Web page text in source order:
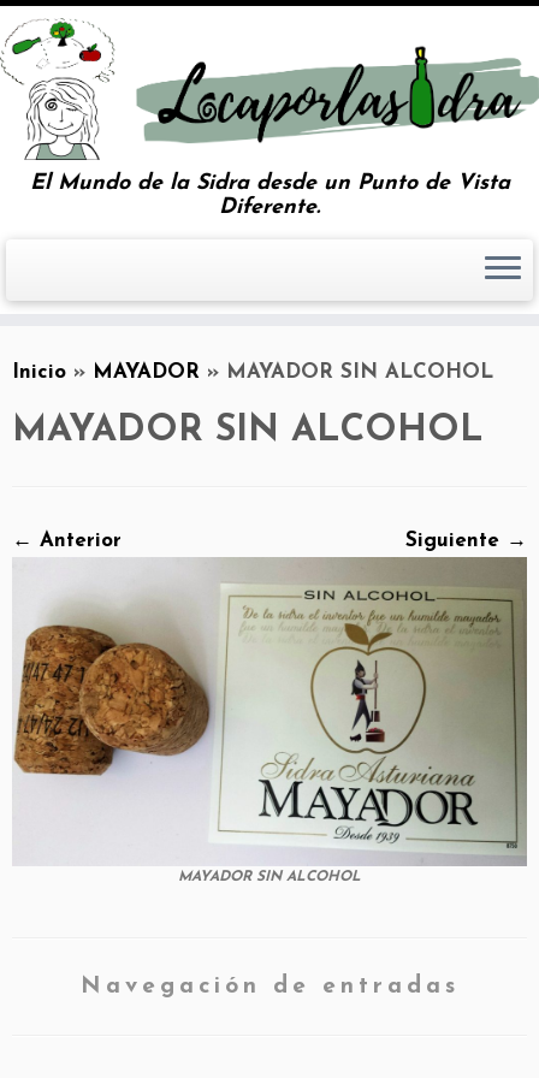
El Mundo de la Sidra desde un Punto de Vista
Diferente.
Inicio » MAYADOR » MAYADOR SIN ALCOHOL
MAYADOR SIN ALCOHOL
← Anterior Siguiente →
MAYADOR SIN ALCOHOL
Navegación de entradas